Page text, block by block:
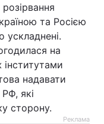
та Росією
ускладнені.
на
надавати
які
сторону.
Реклама